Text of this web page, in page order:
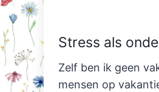
Stress als
Zelf ben ik geen
mensen op